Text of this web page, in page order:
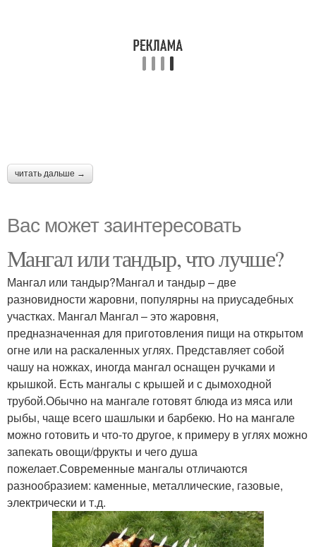
читать дальше →
Вас может заинтересовать
Мангал или тандыр, что лучше?
Мангал или тандыр?Мангал и тандыр – две
разновидности жаровни, популярны на приусадебных
участках. Мангал Мангал – это жаровня,
предназначенная для приготовления пищи на открытом
огне или на раскаленных углях. Представляет собой
чашу на ножках, иногда мангал оснащен ручками и
крышкой. Есть мангалы с крышей и с дымоходной
трубой.Обычно на мангале готовят блюда из мяса или
рыбы, чаще всего шашлыки и барбекю. Но на мангале
можно готовить и что-то другое, к примеру в углях можно
запекать овощи/фрукты и чего душа
пожелает.Современные мангалы отличаются
разнообразием: каменные, металлические, газовые,
электрически и т.д.